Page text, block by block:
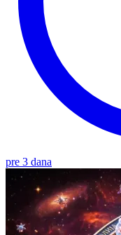
pre 3 dana